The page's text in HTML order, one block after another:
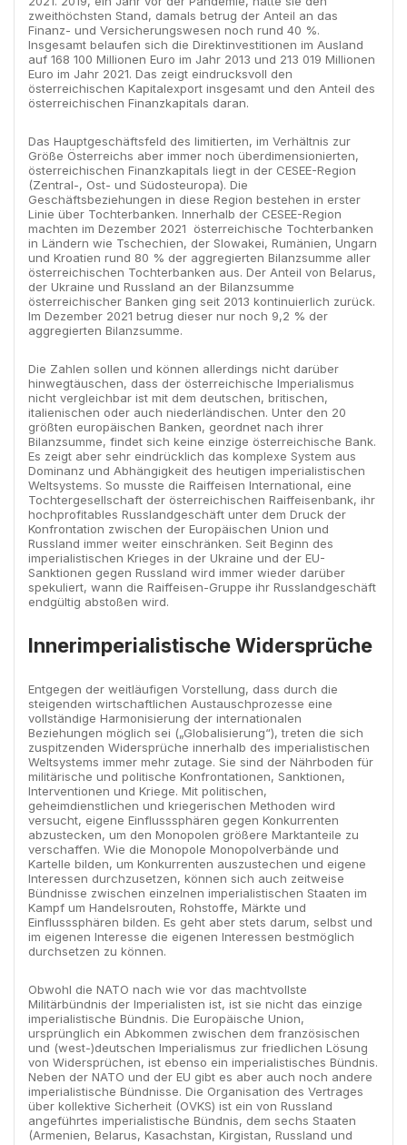
zweithöchsten Stand, damals betrug der Anteil an das
Finanz- und Versicherungswesen noch rund 40 %.
Insgesamt belaufen sich die Direktinvestitionen im Ausland
auf 168 100 Millionen Euro im Jahr 2013 und 213 019 Millionen
Euro im Jahr 2021. Das zeigt eindrucksvoll den
österreichischen Kapitalexport insgesamt und den Anteil des
österreichischen Finanzkapitals daran.
Das Hauptgeschäftsfeld des limitierten, im Verhältnis zur
Größe Österreichs aber immer noch überdimensionierten,
österreichischen Finanzkapitals liegt in der CESEE-Region
(Zentral-, Ost- und Südosteuropa). Die
Geschäftsbeziehungen in diese Region bestehen in erster
Linie über Tochterbanken. Innerhalb der CESEE-Region
machten im Dezember 2021 österreichische Tochterbanken
in Ländern wie Tschechien, der Slowakei, Rumänien, Ungarn
und Kroatien rund 80 % der aggregierten Bilanzsumme aller
österreichischen Tochterbanken aus. Der Anteil von Belarus,
der Ukraine und Russland an der Bilanzsumme
österreichischer Banken ging seit 2013 kontinuierlich zurück.
Im Dezember 2021 betrug dieser nur noch 9,2 % der
aggregierten Bilanzsumme.
Die Zahlen sollen und können allerdings nicht darüber
hinwegtäuschen, dass der österreichische Imperialismus
nicht vergleichbar ist mit dem deutschen, britischen,
italienischen oder auch niederländischen. Unter den 20
größten europäischen Banken, geordnet nach ihrer
Bilanzsumme, findet sich keine einzige österreichische Bank.
Es zeigt aber sehr eindrücklich das komplexe System aus
Dominanz und Abhängigkeit des heutigen imperialistischen
Weltsystems. So musste die Raiffeisen International, eine
Tochtergesellschaft der österreichischen Raiffeisenbank, ihr
hochprofitables Russlandgeschäft unter dem Druck der
Konfrontation zwischen der Europäischen Union und
Russland immer weiter einschränken. Seit Beginn des
imperialistischen Krieges in der Ukraine und der EU-
Sanktionen gegen Russland wird immer wieder darüber
spekuliert, wann die Raiffeisen-Gruppe ihr Russlandgeschäft
endgültig abstoßen wird.
Innerimperialistische Widersprüche
Entgegen der weitläufigen Vorstellung, dass durch die
steigenden wirtschaftlichen Austauschprozesse eine
vollständige Harmonisierung der internationalen
Beziehungen möglich sei („Globalisierung“), treten die sich
zuspitzenden Widersprüche innerhalb des imperialistischen
Weltsystems immer mehr zutage. Sie sind der Nährboden für
militärische und politische Konfrontationen, Sanktionen,
Interventionen und Kriege. Mit politischen,
geheimdienstlichen und kriegerischen Methoden wird
versucht, eigene Einflusssphären gegen Konkurrenten
abzustecken, um den Monopolen größere Marktanteile zu
verschaffen. Wie die Monopole Monopolverbände und
Kartelle bilden, um Konkurrenten auszustechen und eigene
Interessen durchzusetzen, können sich auch zeitweise
Bündnisse zwischen einzelnen imperialistischen Staaten im
Kampf um Handelsrouten, Rohstoffe, Märkte und
Einflusssphären bilden. Es geht aber stets darum, selbst und
im eigenen Interesse die eigenen Interessen bestmöglich
durchsetzen zu können.
Obwohl die NATO nach wie vor das machtvollste
Militärbündnis der Imperialisten ist, ist sie nicht das einzige
imperialistische Bündnis. Die Europäische Union,
ursprünglich ein Abkommen zwischen dem französischen
und (west-)deutschen Imperialismus zur friedlichen Lösung
von Widersprüchen, ist ebenso ein imperialistisches Bündnis.
Neben der NATO und der EU gibt es aber auch noch andere
imperialistische Bündnisse. Die Organisation des Vertrages
über kollektive Sicherheit (OVKS) ist ein von Russland
angeführtes imperialistische Bündnis, dem sechs Staaten
(Armenien, Belarus, Kasachstan, Kirgistan, Russland und